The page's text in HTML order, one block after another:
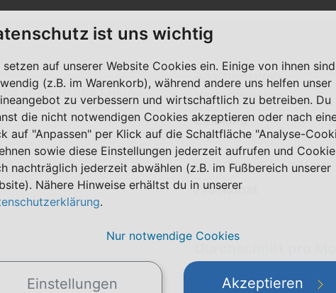
kbit/s (0,064 Mbit/s)
Anschlusspreis
Versandkosten
Einmalig
Grundgebühr | pro Monat
Pro Monat
ist uns wichtig
setzen auf unserer Website Cookies ein. Einige von ihnen sind
(z.B. im Warenkorb), während andere uns helfen unser
zu verbessern und wirtschaftlich zu betreiben. Du
die nicht notwendigen Cookies akzeptieren oder nach
auf "Anpassen" per Klick auf die Schaltfläche "Analyse-
sowie diese Einstellungen jederzeit aufrufen und
nachträglich jederzeit abwählen (z.B. im Fußbereich unserer
Nähere Hinweise erhältst du in unserer
.
Nur notwendige Cookies
Einstellungen Akzeptieren